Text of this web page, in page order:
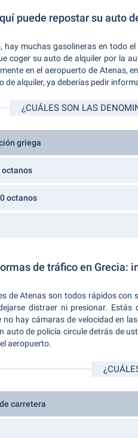
puede repostar su auto
hay muchas gasolineras en todo
coger su auto de alquiler por la
en el aeropuerto de Atenas,
de alquiler, ya deberías pedir
¿CUÁLES SON LAS
griega
octanos
octanos
de tráfico en Grecia:
de Atenas son todos rápidos con
distraer ni presionar.
no hay cámaras de velocidad en
auto de policía circule detrás de
aeropuerto.
carretera